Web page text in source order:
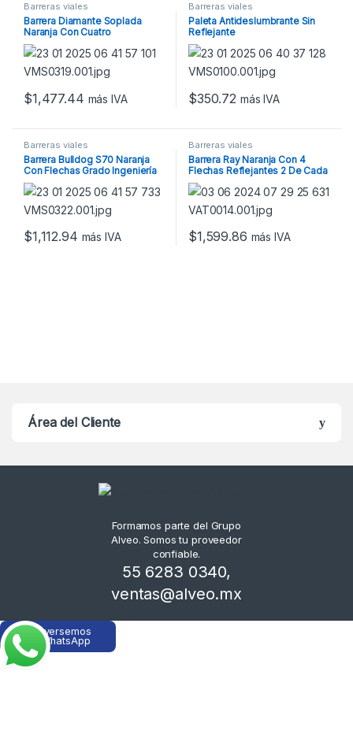
Barreras viales
Barrera Diamante Soplada
Naranja Con Cuatro
Reflejantes Grado Ingeniería
Prismático
$1,477.44 más IVA
Barreras viales
Paleta Antideslumbrante Sin
Reflejante
$350.72 más IVA
Barreras viales
Barrera Bulldog S70 Naranja
Con Flechas Grado Ingeniería
Prismático Más Salientes Dos
Caras
$1,112.94 más IVA
Barreras viales
Barrera Ray Naranja Con 4
Flechas Reflejantes 2 De Cada
Lado
$1,599.86 más IVA
Área del Cliente
Formamos parte del Grupo
Alveo. Somos tu proveedor
confiable.
55 6283 0340,
ventas@alveo.mx
Conversemos
en WhatsApp